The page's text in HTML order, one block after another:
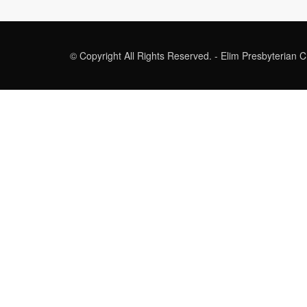
© Copyright All Rights Reserved. - Elim Presbyterian